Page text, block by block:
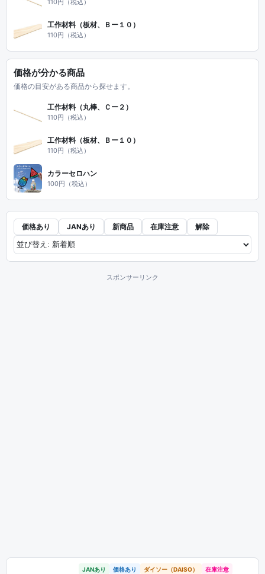
110円（税込）
工作材料（板材、Ｂー１０）
110円（税込）
価格が分かる商品
価格の目安がある商品から探せます。
工作材料（丸棒、Ｃー２）
110円（税込）
工作材料（板材、Ｂー１０）
110円（税込）
カラーセロハン
100円（税込）
価格あり JANあり 新商品 在庫注意 解除
スポンサーリンク
JANあり 価格あり ダイソー（DAISO） 在庫注意